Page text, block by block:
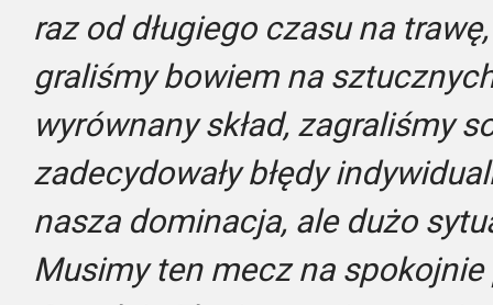
raz od długiego czasu na
graliśmy bowiem na
wyrównany skład, zagraliśmy
zadecydowały błędy
nasza dominacja, ale dużo
Musimy ten mecz na